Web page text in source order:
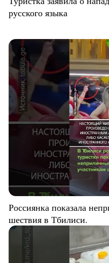
русского языка
Россиянка показала
шествия в Тбилиси.